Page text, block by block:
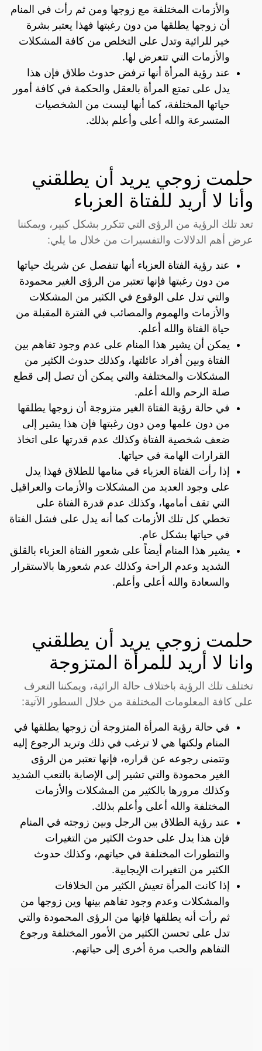
والأزمات المختلفة مع زوجها ومن ثم رأت في المنام
أن زوجها يطلقها من دون رغبتها فهذا يعتبر بشرة
خير للرائية وتدل على التخلص من كافة المشكلات
والأزمات التي تتعرض لها.
عند رؤية المرأة أنها ترفض حدوث طلاق فإن هذا
يدل على تمتع المرأة بالعقل والحكمة في كافة أمور
حياتها المختلفة، كما أنها ليست من الشخصيات
المتسرعة والله أعلى وأعلم بذلك.
حلمت زوجي يريد أن يطلقني
وأنا لا أريد للفتاة العزباء
تعد تلك الرؤية من الرؤى التي تتكرر بشكل كبير، ويمكننا
عرض أهم الدلالات والتفسيرات من خلال ما يلي:
عند رؤية الفتاة العزباء أنها تنفصل عن شريك حياتها
من دون رغبتها فإنها تعتبر من الرؤى الغير محمودة
والتي تدل على الوقوع في الكثير من المشكلات
والأزمات والهموم والمصائب في الفترة المقبلة من
حياة الفتاة والله أعلم.
يمكن أن يشير هذا المنام على عدم وجود تفاهم بين
الفتاة وبين أفراد عائلتها، وكذلك حدوث الكثير من
المشكلات والمختلفة والتي يمكن أن تصل إلى قطع
صلة الرحم والله أعلم.
في حالة رؤية الفتاة الغير متزوجة أن زوجها يطلقها
من دون علمها ومن دون رغبتها فإن هذا يشير إلى
ضعف شخصية الفتاة وكذلك عدم قدرتها على اتخاذ
القرارات الهامة في حياتها.
إذا رأت الفتاة العزباء في منامها للطلاق فهذا يدل
على وجود العديد من المشكلات والأزمات والعراقيل
التي تقف أمامها، وكذلك عدم قدرة الفتاة على
تخطي كل تلك الأزمات كما أنه يدل على فشل الفتاة
في حياتها بشكل عام.
يشير هذا المنام أيضاً على شعور الفتاة العزباء بالقلق
الشديد وعدم الراحة وكذلك عدم شعورها بالاستقرار
والسعادة والله أعلى وأعلم.
حلمت زوجي يريد أن يطلقني
وانا لا أريد للمرأة المتزوجة
تختلف تلك الرؤية باختلاف حالة الرائية، ويمكننا التعرف
على كافة المعلومات المختلفة من خلال السطور الآتية:
في حالة رؤية المرأة المتزوجة أن زوجها يطلقها في
المنام ولكنها هي لا ترغب في ذلك وتريد الرجوع إليه
وتتمنى رجوعه عن قراره، فإنها تعتبر من الرؤى
الغير محمودة والتي تشير إلى الإصابة بالتعب الشديد
وكذلك مرورها بالكثير من المشكلات والأزمات
المختلفة والله أعلى وأعلم بذلك.
عند رؤية الطلاق بين الرجل وبين زوجته في المنام
فإن هذا يدل على حدوث الكثير من التغيرات
والتطورات المختلفة في حياتهم، وكذلك حدوث
الكثير من التغيرات الإيجابية.
إذا كانت المرأة تعيش الكثير من الخلافات
والمشكلات وعدم وجود تفاهم بينها وين زوجها من
ثم رأت أنه يطلقها فإنها من الرؤى المحمودة والتي
تدل على تحسن الكثير من الأمور المختلفة ورجوع
التفاهم والحب مرة أخرى إلى حياتهم.